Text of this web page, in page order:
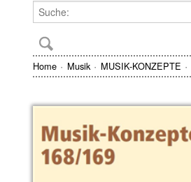
Home Musik MUSIK-KONZEPTE